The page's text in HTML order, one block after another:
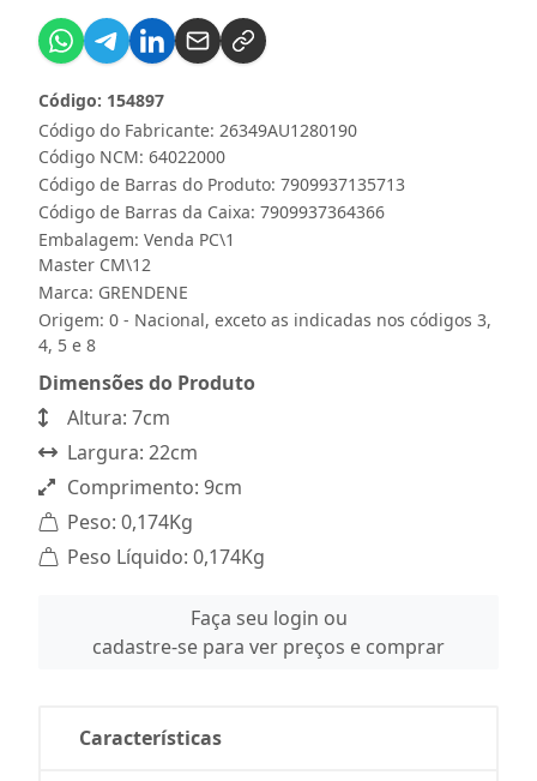
Código do Fabricante: 26349AU1280190
Código: 154897
Código NCM: 64022000
Código de Barras do Produto: 7909937135713
Código de Barras da Caixa: 7909937364366
Embalagem: Venda PC\1
Master CM\12
Marca: GRENDENE
Origem: 0 - Nacional, exceto as indicadas nos códigos 3,
4, 5 e 8
Dimensões do Produto
Altura: 7cm
Largura: 22cm
Comprimento: 9cm
Peso: 0,174Kg
Peso Líquido: 0,174Kg
Faça seu login ou
cadastre-se para ver preços e comprar
Características